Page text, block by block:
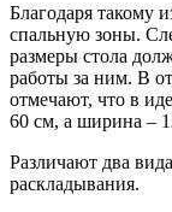
Благодаря такому
спальную зоны.
размеры стола
работы за ним. В
отмечают, что в
60 см, а ширина –
Различают два
раскладывания.